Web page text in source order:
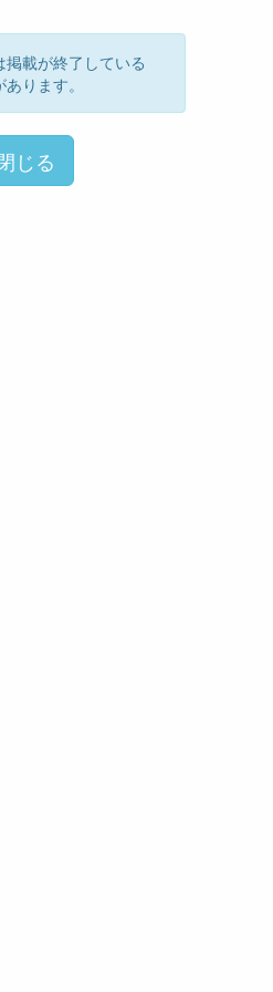
載が終了している
ります。
じる